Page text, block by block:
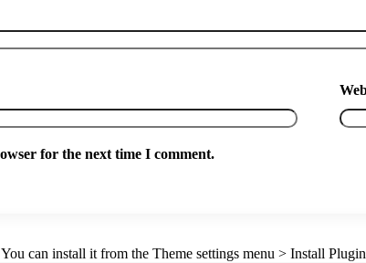
for the next time I comment.
can install it from the Theme settings menu > Install